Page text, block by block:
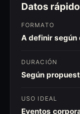
Datos
FORMATO
A definir según
DURACIÓN
Según
USO IDEAL
Eventos